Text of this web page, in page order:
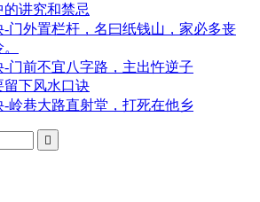
讲究和禁忌
-门外置栏杆，名曰纸钱山，家必多丧
-门前不宜八字路，主出忤逆子
留下风水口诀
-岭巷大路直射堂，打死在他乡
